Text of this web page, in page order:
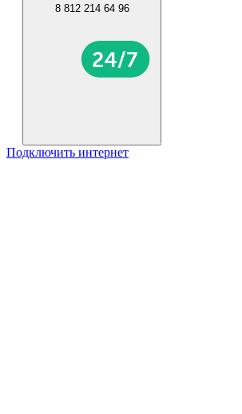
8 812 214 64 96
Подключить интернет